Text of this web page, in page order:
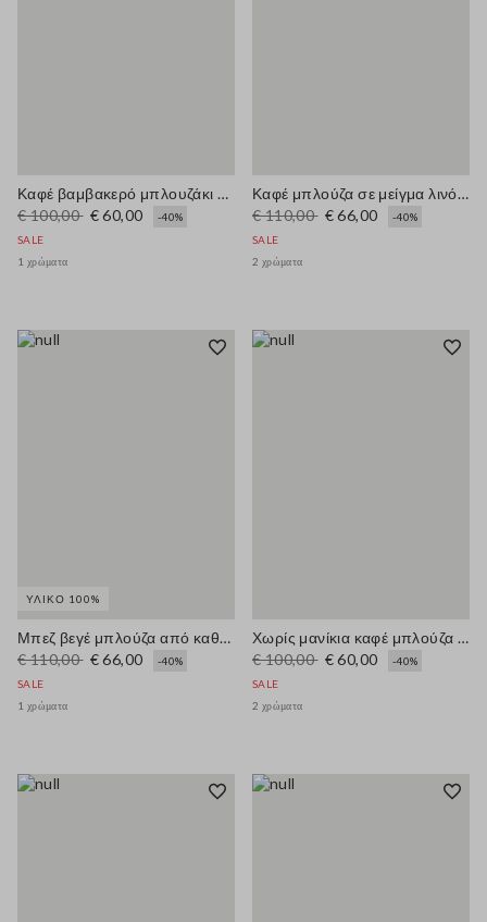
Καφέ βαμβακερό μπλουζάκι κανονικής εφαρμογής με κέντημα
€ 100,00 € 60,00
-40%
SALE
1 χρώματα
Καφέ μπλούζα σε μείγμα λινό κανονικής γραμμής με χρωματιστό polo γιακά
€ 110,00 € 66,00
-40%
SALE
2 χρώματα
ΥΛΙΚΌ 100%
Μπεζ βεγέ μπλούζα από καθαρό βαμβάκι regular fit
€ 110,00 € 66,00
-40%
SALE
1 χρώματα
Χωρίς μανίκια καφέ μπλούζα από μείγμα βισκόζης, κανονική γραμμή
€ 100,00 € 60,00
-40%
SALE
2 χρώματα